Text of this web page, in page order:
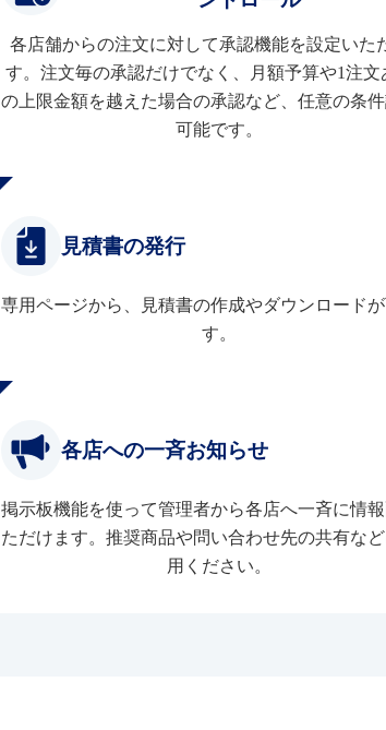
各店舗からの注文に対して承認機能を設定いた
す。注文毎の承認だけでなく、月額予算や1注文
の上限金額を越えた場合の承認など、任意の条
可能です。
見積書の発行
専用ページから、見積書の作成やダウンロード
す。
各店への一斉お知らせ
掲示板機能を使って管理者から各店へ一斉に情
ただけます。推奨商品や問い合わせ先の共有な
用ください。